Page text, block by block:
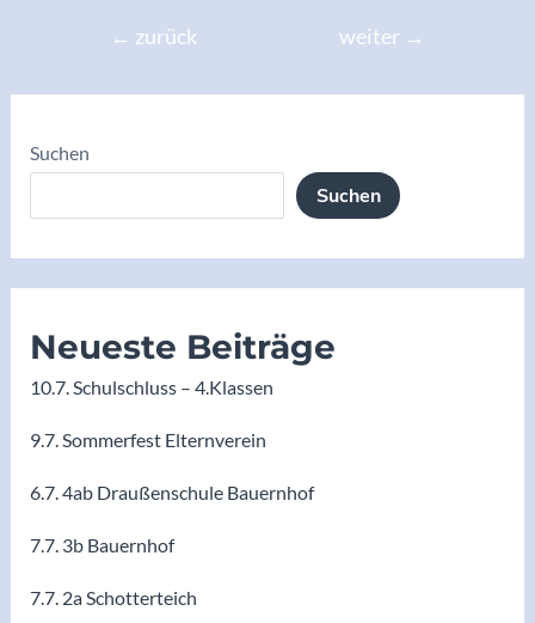
← zurück weiter →
Suchen
Suchen
Neueste Beiträge
10.7. Schulschluss – 4.Klassen
9.7. Sommerfest Elternverein
6.7. 4ab Draußenschule Bauernhof
7.7. 3b Bauernhof
7.7. 2a Schotterteich